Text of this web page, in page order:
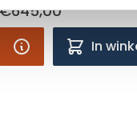
€645,00
In